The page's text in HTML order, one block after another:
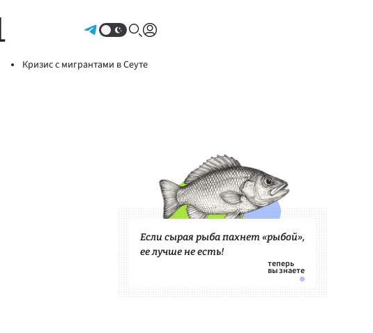
Кризис с мигрантами в Сеуте
Если сырая рыба пахнет «рыбой»,
ее лучше не есть!